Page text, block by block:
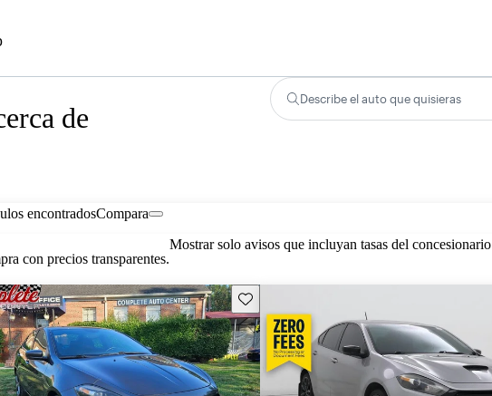
de
Describe el auto que quisieras
encontradosCompara
con precios transparentes.
Mostrar solo avisos que incluyan tasas del concesionario
Guarda este Aviso